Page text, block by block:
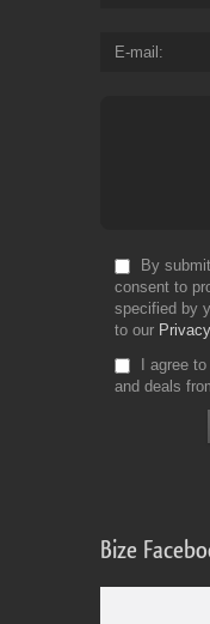
E-mail
By
consent to
specified by
to our
I agree
and deals
Bize